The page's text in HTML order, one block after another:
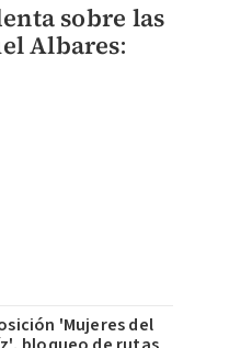
sobre las
Albares:
'Mujeres del